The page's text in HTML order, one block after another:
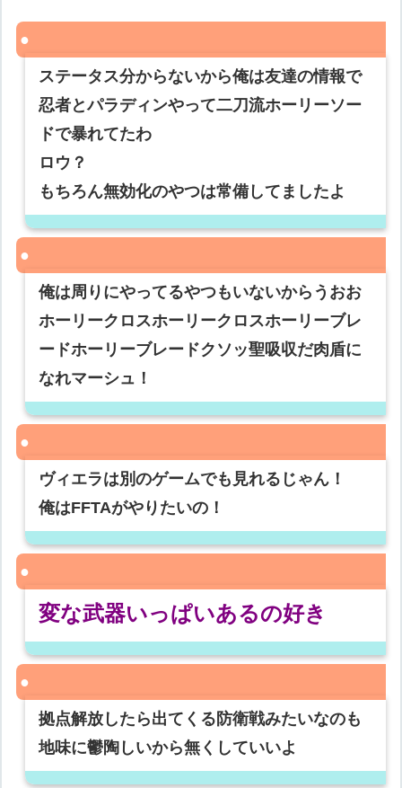
ステータス分からないから俺は友達の情報で
忍者とパラディンやって二刀流ホーリーソー
ドで暴れてたわ
ロウ？
もちろん無効化のやつは常備してましたよ
俺は周りにやってるやつもいないからうおお
ホーリークロスホーリークロスホーリーブレ
ードホーリーブレードクソッ聖吸収だ肉盾に
なれマーシュ！
ヴィエラは別のゲームでも見れるじゃん！
俺はFFTAがやりたいの！
変な武器いっぱいあるの好き
拠点解放したら出てくる防衛戦みたいなのも
地味に鬱陶しいから無くしていいよ